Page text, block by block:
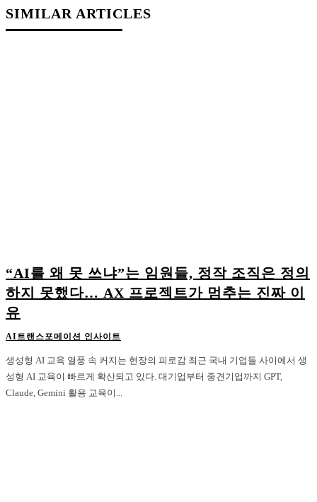
SIMILAR ARTICLES
“AI를 왜 못 쓰냐”는 임원들, 정작 조직은 정의
하지 못했다… AX 프로젝트가 멈추는 진짜 이
유
AI트랜스포메이션 인사이트
생성형 AI 교육 열풍 속 커지는 현장의 피로감 최근 국내 기업들 사이에서 생
성형 AI 교육이 빠르게 확산되고 있다. 대기업부터 중견기업까지 GPT,
Claude, Gemini 활용 교육이...